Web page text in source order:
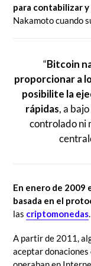
para contabilizar
Nakamoto cuando
“Bitcoin
proporcionar a
posibilite la
rápidas, a
controlado ni
En enero de 2009
basada en el
las criptomonedas.
A partir de 2011,
aceptar